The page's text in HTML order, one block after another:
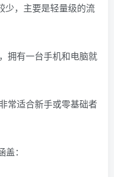
少，主要是轻量级的流
拥有一台手机和电脑就
常适合新手或零基础者
：